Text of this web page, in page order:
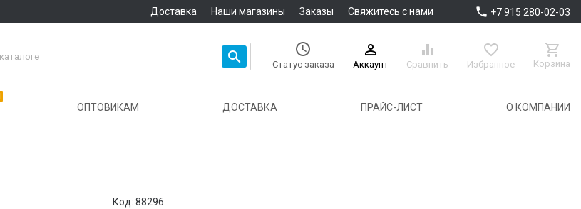
Доставка Наши магазины Заказы Свяжитесь с нами  +7 915 280-02-03
 
Статус заказа

Аккаунт

Сравнить

Избранное

Корзина
ОПТОВИКАМ ДОСТАВКА ПРАЙС-ЛИСТ О КОМПАНИИ
Код: 88296